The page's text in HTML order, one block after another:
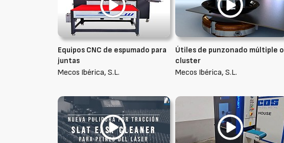
Equipos CNC de espumado para
juntas
Mecos Ibérica, S.L.
Útiles de punzonado múltiple o
cluster
Mecos Ibérica, S.L.